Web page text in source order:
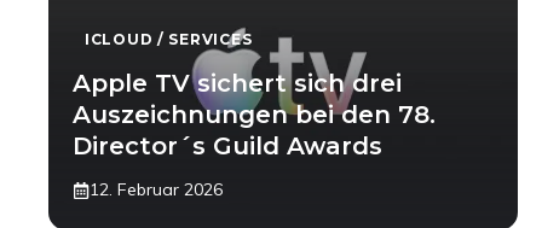
ICLOUD / SERVICES
Apple TV sichert sich drei
Auszeichnungen bei den 78.
Director´s Guild Awards
12. Februar 2026